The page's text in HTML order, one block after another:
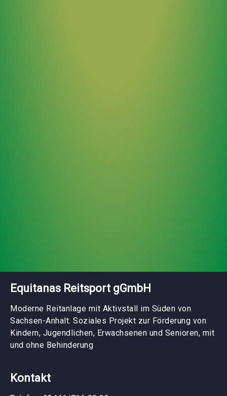
Equitanas Reitsport gGmbH
Moderne Reitanlage mit Aktivstall im Süden von
Sachsen-Anhalt. Soziales Projekt zur Förderung von
Kindern, Jugendlichen, Erwachsenen und Senioren, mit
und ohne Behinderung
Kontakt